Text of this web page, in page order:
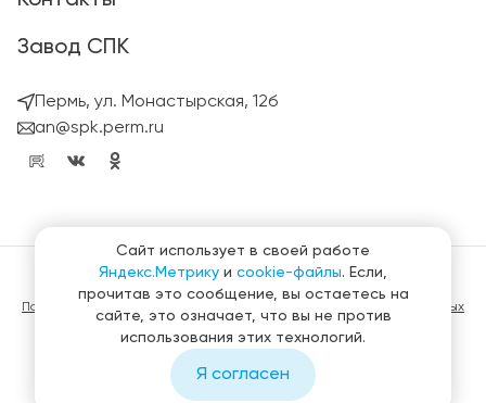
Завод СПК
Пермь, ул. Монастырская, 12б
an@spk.perm.ru
© ГК СтройПанельКомплект 2023 – 2026
Политика конфиденциальности в отношении обработки персональных
данных
Материалы, представленные на сайте не являются публичной
Создание и продвижение сайтов
Сайт использует в своей работе
Яндекс.Метрику и cookie-файлы. Если,
прочитав это сообщение, вы остаетесь на
сайте, это означает, что вы не против
использования этих технологий.
Я согласен